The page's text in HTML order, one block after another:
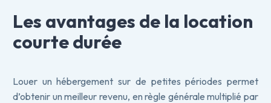
Les avantages de la location
courte durée
Louer un hébergement sur de petites périodes permet
d’obtenir un meilleur revenu, en règle générale multiplié par